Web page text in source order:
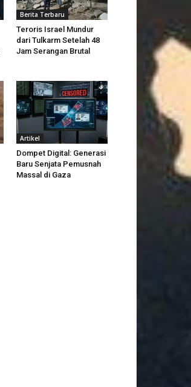
Berita Terbaru
Teroris Israel Mundur
dari Tulkarm Setelah 48
Jam Serangan Brutal
Artikel
Dompet Digital: Generasi
Baru Senjata Pemusnah
Massal di Gaza